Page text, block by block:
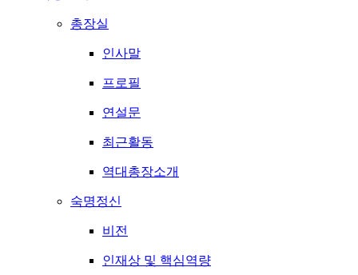
총장실
인사말
프로필
연설문
최근활동
역대총장소개
숙명정신
비전
인재상 및 핵심역량